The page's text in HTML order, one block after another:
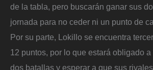
de la tabla, pero buscarán ganar sus
jornada para no ceder ni un punto de
Por su parte, Lokillo se encuentra
12 puntos, por lo que estará obligado
dos batallas y esperar a que sus